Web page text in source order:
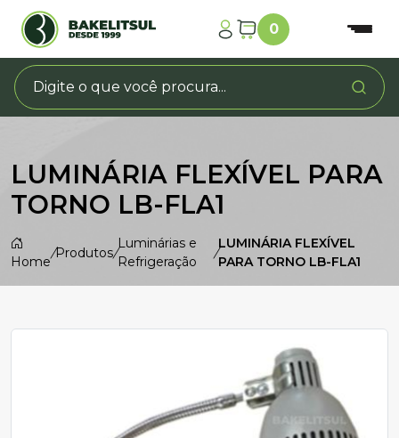
0
LUMINÁRIA FLEXÍVEL PARA
TORNO LB-FLA1
Home
/Produtos/
Luminárias e
Refrigeração
/
LUMINÁRIA FLEXÍVEL
PARA TORNO LB-FLA1